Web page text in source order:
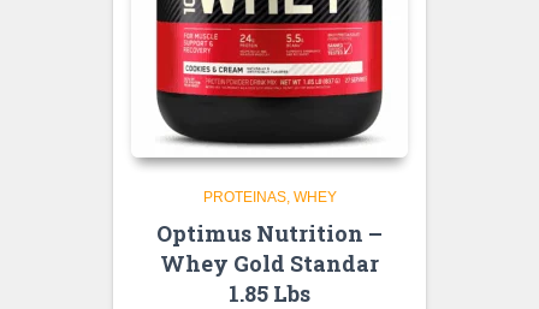
PROTEINAS WHEY
Optimus Nutrition –
Whey Gold Standar
1.85 Lbs